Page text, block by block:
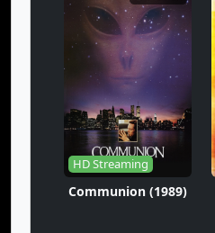
HD Streaming
Communion (1989)